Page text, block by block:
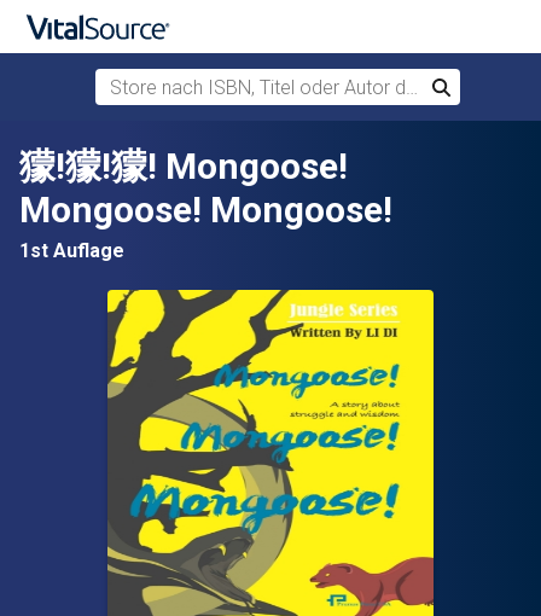
Zum Hauptinhalt springen
Store nach ISBN, Titel oder Autor durchsuchen
Suchen
獴!獴!獴! Mongoose!
Mongoose! Mongoose!
1st Auflage